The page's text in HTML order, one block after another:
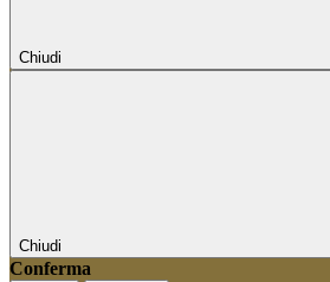
Chiudi
Chiudi
Conferma